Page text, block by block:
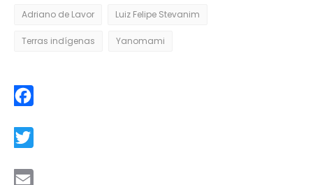
Adriano de Lavor Luiz Felipe Stevanim
Terras indígenas Yanomami